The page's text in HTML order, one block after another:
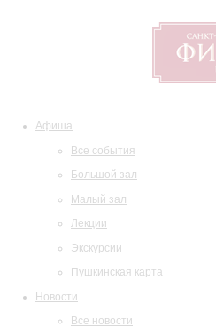
Афиша
Все события
Большой зал
Малый зал
Лекции
Экскурсии
Пушкинская карта
Новости
Все новости